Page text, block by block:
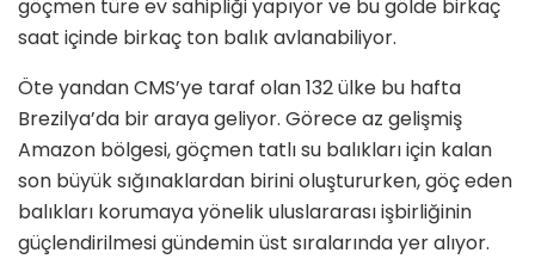
göçmen türe ev sahipliği yapıyor ve bu gölde birkaç
saat içinde birkaç ton balık avlanabiliyor.
Öte yandan CMS’ye taraf olan 132 ülke bu hafta
Brezilya’da bir araya geliyor. Görece az gelişmiş
Amazon bölgesi, göçmen tatlı su balıkları için kalan
son büyük sığınaklardan birini oluştururken, göç eden
balıkları korumaya yönelik uluslararası işbirliğinin
güçlendirilmesi gündemin üst sıralarında yer alıyor.